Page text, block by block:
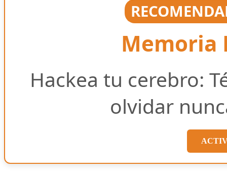
Memoria
Hackea tu cerebro:
olvidar